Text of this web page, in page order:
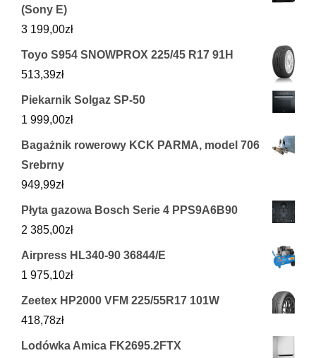
(Sony E)
3 199,00zł
Toyo S954 SNOWPROX 225/45 R17 91H
513,39zł
Piekarnik Solgaz SP-50
1 999,00zł
Bagażnik rowerowy KCK PARMA, model 706
Srebrny
949,99zł
Płyta gazowa Bosch Serie 4 PPS9A6B90
2 385,00zł
Airpress HL340-90 36844/E
1 975,10zł
Zeetex HP2000 VFM 225/55R17 101W
418,78zł
Lodówka Amica FK2695.2FTX